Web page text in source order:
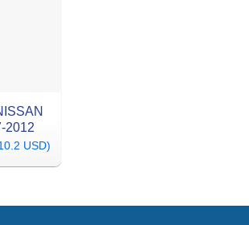
2012
USD)